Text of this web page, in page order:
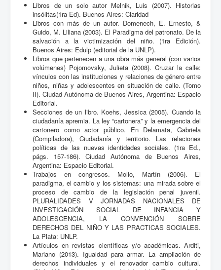
Libros de un solo autor Melnik, Luis (2007). Historias
insólitas(1ra Ed). Buenos Aires: Claridad
Libros con más de un autor. Domenech, E. Ernesto, &
Guido, M. Liliana (2003). El Paradigma del patronato. De la
salvación a la victimización del niño. (1ra Edición).
Buenos Aires: Edulp (editorial de la UNLP).
Libros que pertenecen a una obra más general (con varios
volúmenes) Pojomovsky, Julieta (2008). Cruzar la calle:
vínculos con las instituciones y relaciones de género entre
niños, niñas y adolescentes en situación de calle. (Tomo
II). Ciudad Autónoma de Buenos Aires, Argentina: Espacio
Editorial.
Secciones de un libro. Koehs, Jessica (2005). Cuando la
ciudadanía apremia. La ley “cartonera” y la emergencia del
cartonero como actor público. En Delamata, Gabriela
(Compiladora), Ciudadanía y territorio. Las relaciones
políticas de las nuevas identidades sociales. (1ra Ed.,
págs. 157-186). Ciudad Autónoma de Buenos Aires,
Argentina: Espacio Editorial.
Trabajos en congresos. Mollo, Martín (2006). El
paradigma, el cambio y los sistemas: una mirada sobre el
proceso de cambio de la legislación penal juvenil.
PLURALIDADES V JORNADAS NACIONALES DE
INVESTIGACIÓN SOCIAL DE INFANCIA Y
ADOLESCENCIA, LA CONVENCIÓN SOBRE
DERECHOS DEL NIÑO Y LAS PRACTICAS SOCIALES.
La Plata: UNLP.
Artículos en revistas científicas y/o académicas. Arditi,
Mariano (2013). Igualdad para armar. La ampliación de
derechos individuales y el renovador cambio cultural.